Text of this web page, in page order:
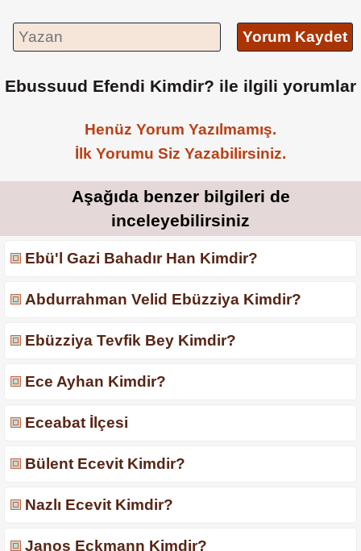
Yorum Kaydet
Ebussuud Efendi Kimdir? ile ilgili yorumlar
Henüz Yorum Yazılmamış.
İlk Yorumu Siz Yazabilirsiniz.
Aşağıda benzer bilgileri de
inceleyebilirsiniz
Ebü'l Gazi Bahadır Han Kimdir?
Abdurrahman Velid Ebüzziya Kimdir?
Ebüzziya Tevfik Bey Kimdir?
Ece Ayhan Kimdir?
Eceabat İlçesi
Bülent Ecevit Kimdir?
Nazlı Ecevit Kimdir?
Janos Eckmann Kimdir?